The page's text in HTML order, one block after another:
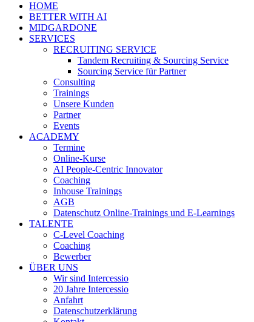
HOME
BETTER WITH AI
MIDGARDONE
SERVICES
RECRUITING SERVICE
Tandem Recruiting & Sourcing Service
Sourcing Service für Partner
Consulting
Trainings
Unsere Kunden
Partner
Events
ACADEMY
Termine
Online-Kurse
AI People-Centric Innovator
Coaching
Inhouse Trainings
AGB
Datenschutz Online-Trainings und E-Learnings
TALENTE
C-Level Coaching
Coaching
Bewerber
ÜBER UNS
Wir sind Intercessio
20 Jahre Intercessio
Anfahrt
Datenschutzerklärung